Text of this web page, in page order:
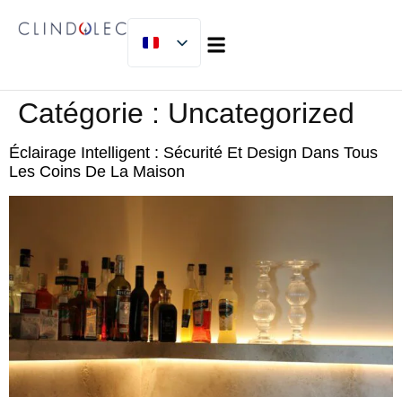
Catégorie : Uncategorized
Éclairage Intelligent : Sécurité Et Design Dans Tous
Les Coins De La Maison